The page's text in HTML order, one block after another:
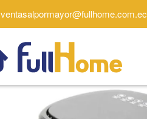
ventasalpormayor@fullhome.com.ec